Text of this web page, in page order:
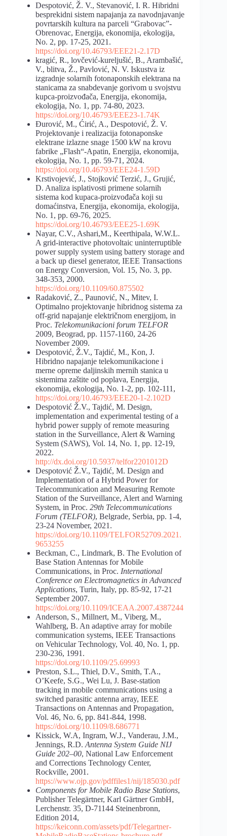
Despotović, Ž. V., Stevanović, I. R. Hibridni
besprekidni sistem napajanja za navodnjavanje
povrtarskih kultura na parceli “Grabovac”-
Obrenovac, Energija, ekonomija, ekologija,
No. 2, pp. 17-25, 2021.
https://doi.org/10.46793/EEE21-2.17D
kragić, R., lovčević-kureljušić, B., Arambašić,
V., blitva, Ž., Pavlović, N. V. Iskustva iz
izgradnje solarnih fotonaponskih elektrana na
stanicama za snabdevanje gorivom u svojstvu
kupca-proizvođača, Energija, ekonomija,
ekologija, No. 1, pp. 74-80, 2023.
https://doi.org/10.46793/EEE23-1.74K
Đurović, M., Ćirić, A., Despotović, Ž. V.
Projektovanje i realizacija fotonaponske
elektrane izlazne snage 1500 kW na krovu
fabrike „Flash“-Apatin, Energija, ekonomija,
ekologija, No. 1, pp. 59-71, 2024.
https://doi.org/10.46793/EEE24-1.59D
Krstivojević, J., Stojković Terzić, J., Grujić,
D. Analiza isplativosti primene solarnih
sistema kod kupaca-proizvođača koji su
domaćinstva, Energija, ekonomija, ekologija,
No. 1, pp. 69-76, 2025.
https://doi.org/10.46793/EEE25-1.69K
Nayar, C.V., Ashari,M., Keerthipala, W.W.L.
A grid-interactive photovoltaic uninterruptible
power supply system using battery storage and
a back up diesel generator, IEEE Transactions
on Energy Conversion, Vol. 15, No. 3, pp.
348-353, 2000.
https://doi.org/10.1109/60.875502
Radaković, Z., Paunović, N., Mitev, I.
Optimalno projektovanje hibridnog sistema za
off-grid napajanje električnom energijom, in
Proc. Telekomunikacioni forum TELFOR
2009, Beograd, pp. 1157-1160, 24-26
November 2009.
Despotović, Ž.V., Tajdić, M., Kon, J.
Hibridno napajanje telekomunikacione i
merne opreme daljinskih mernih stanica u
sistemima zaštite od poplava, Energija,
ekonomija, ekologija, No. 1-2, pp. 102-111,
https://doi.org/10.46793/EEE20-1-2.102D
Despotović Ž.V., Tajdić, M. Design,
implementation and experimental testing of a
hybrid power supply of remote measuring
station in the Surveillance, Alert & Warning
System (SAWS), Vol. 14, No. 1, pp. 12-19,
2022.
http://dx.doi.org/10.5937/telfor2201012D
Despotović Ž.V., Tajdić, M. Design and
Implementation of a Hybrid Power for
Telecommunication and Measuring Remote
Station of the Surveillance, Alert and Warning
System, in Proc. 29th Telecommunications
Forum (TELFOR), Belgrade, Serbia, pp. 1-4,
23-24 November, 2021.
https://doi.org/10.1109/TELFOR52709.2021.
9653255
Beckman, C., Lindmark, B. The Evolution of
Base Station Antennas for Mobile
Communications, in Proc. International
Conference on Electromagnetics in Advanced
Applications, Turin, Italy, pp. 85-92, 17-21
September 2007.
https://doi.org/10.1109/ICEAA.2007.4387244
Anderson, S., Millnert, M., Viberg, M.,
Wahlberg, B. An adaptive array for mobile
communication systems, IEEE Transactions
on Vehicular Technology, Vol. 40, No. 1, pp.
230-236, 1991.
https://doi.org/10.1109/25.69993
Preston, S.L., Thiel, D.V., Smith, T.A.,
O’Keefe, S.G., Wei Lu, J. Base-station
tracking in mobile communications using a
switched parasitic antenna array, IEEE
Transactions on Antennas and Propagation,
Vol. 46, No. 6, pp. 841-844, 1998.
https://doi.org/10.1109/8.686771
Kissick, W.A, Ingram, W.J., Vanderau, J.M.,
Jennings, R.D. Antenna System Guide NIJ
Guide 202–00, National Law Enforcement
and Corrections Technology Center,
Rockville, 2001.
https://www.ojp.gov/pdffiles1/nij/185030.pdf
Components for Mobile Radio Base Stations,
Publisher Telegärtner, Karl Gärtner GmbH,
Lerchenstr. 35, D-71144 Steinenbronn,
Edition 2014,
https://keiconn.com/assets/pdf/Telegartner-